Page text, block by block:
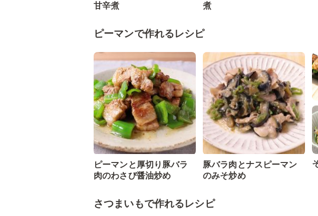
甘辛煮
煮
ピーマンで作れるレシピ
ピーマンと厚切り豚バラ
肉のわさび醤油炒め
豚バラ肉とナスピーマン
のみそ炒め
さつまいもで作れるレシピ